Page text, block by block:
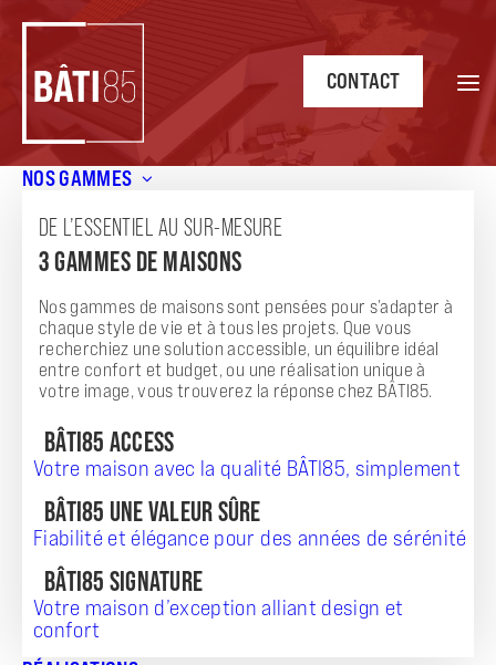
NOS GAMMES
DE L’ESSENTIEL AU SUR-MESURE
3 GAMMES DE MAISONS
Nos gammes de maisons sont pensées pour s’adapter à
chaque style de vie et à tous les projets. Que vous
recherchiez une solution accessible, un équilibre idéal
entre confort et budget, ou une réalisation unique à
votre image, vous trouverez la réponse chez BÂTI85.
BÂTI85 ACCESS
Votre maison avec la qualité BÂTI85, simplement
BÂTI85 UNE VALEUR SÛRE
Fiabilité et élégance pour des années de sérénité
BÂTI85 SIGNATURE
Votre maison d’exception alliant design et
confort
CONTACT
NOS TERRAINS ET MAISONS
Une solution clé en main : nos annonces pour
l’achat d’un terrain + maison
BÂTI85,constructeur de maisons individuelles en Vendée et
en Loire-Atlantique, vous propose des modèles de maison
avec terrain pour concrétiser votre projet de construction.
Vous souhaitez vous installer à Saint-Hilaire-de-Riez, aux
Sables-d’Olonne, à Saint-Gilles-Croix-de-Vie, à Aizenay, à
Challans ou à Pornic ? Notre agence de construction BÂTI85
vous aide dans votre démarche en vous proposant une
solution clé en main :l’achat d’une maison avec terrain